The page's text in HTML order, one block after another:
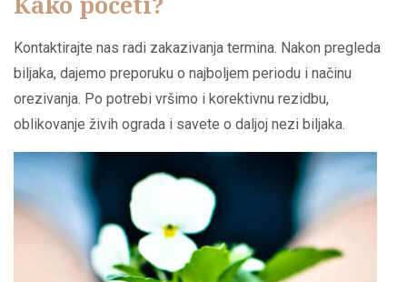
Kontaktirajte nas radi zakazivanja termina. Nakon pregleda
biljaka, dajemo preporuku o najboljem periodu i načinu
orezivanja. Po potrebi vršimo i korektivnu rezidbu,
oblikovanje živih ograda i savete o daljoj nezi biljaka.